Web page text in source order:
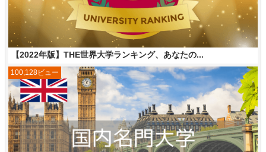
【2022年版】THE世界大学ランキング、あなたの...
100,128ビュー